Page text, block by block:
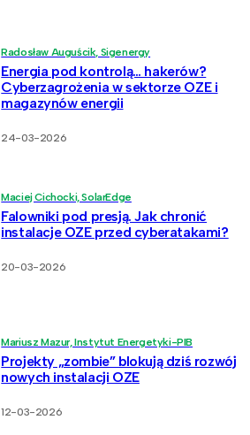
Radosław Auguścik, Sigenergy
Energia pod kontrolą… hakerów?
Cyberzagrożenia w sektorze OZE i
magazynów energii
24-03-2026
Maciej Cichocki, SolarEdge
Falowniki pod presją. Jak chronić
instalacje OZE przed cyberatakami?
20-03-2026
Mariusz Mazur, Instytut Energetyki-PIB
Projekty „zombie” blokują dziś rozwój
nowych instalacji OZE
12-03-2026